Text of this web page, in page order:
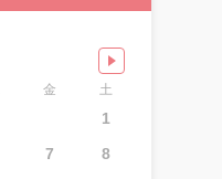
金 土
1
7
8